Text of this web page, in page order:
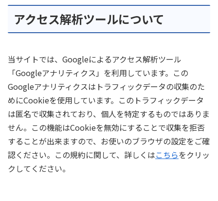
アクセス解析ツールについて
当サイトでは、Googleによるアクセス解析ツール
「Googleアナリティクス」を利用しています。この
Googleアナリティクスはトラフィックデータの収集のた
めにCookieを使用しています。このトラフィックデータ
は匿名で収集されており、個人を特定するものではありま
せん。この機能はCookieを無効にすることで収集を拒否
することが出来ますので、お使いのブラウザの設定をご確
認ください。この規約に関して、詳しくはこちらをクリッ
クしてください。